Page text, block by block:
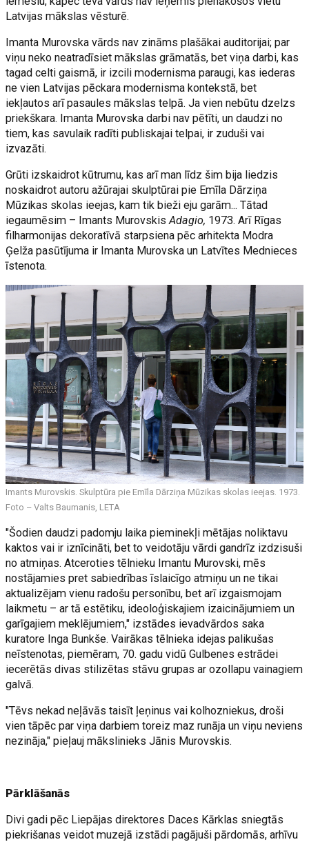
Latvijas mākslas vēsturē.
Imanta Murovska vārds nav zināms plašākai auditorijai; par
viņu neko neatradīsiet mākslas grāmatās, bet viņa darbi, kas
tagad celti gaismā, ir izcili modernisma paraugi, kas iederas
ne vien Latvijas pēckara modernisma kontekstā, bet
iekļautos arī pasaules mākslas telpā. Ja vien nebūtu dzelzs
priekškara. Imanta Murovska darbi nav pētīti, un daudzi no
tiem, kas savulaik radīti publiskajai telpai, ir zuduši vai
izvazāti.
Grūti izskaidrot kūtrumu, kas arī man līdz šim bija liedzis
noskaidrot autoru ažūrajai skulptūrai pie Emīla Dārziņa
Mūzikas skolas ieejas, kam tik bieži eju garām... Tātad
iegaumēsim – Imants MurovskisAdagio, 1973. Arī Rīgas
filharmonijas dekoratīvā starpsiena pēc arhitekta Modra
Ģelža pasūtījuma ir Imanta Murovska un Latvītes Mednieces
īstenota.
Imants Murovskis. Skulptūra pie Emīla Dārziņa Mūzikas skolas ieejas. 1973.
Foto – Valts Baumanis, LETA
"Šodien daudzi padomju laika pieminekļi mētājas noliktavu
kaktos vai ir iznīcināti, bet to veidotāju vārdi gandrīz izdzisuši
no atmiņas. Atceroties tēlnieku Imantu Murovski, mēs
nostājamies pret sabiedrības īslaicīgo atmiņu un ne tikai
aktualizējam vienu radošu personību, bet arī izgaismojam
laikmetu – ar tā estētiku, ideoloģiskajiem izaicinājumiem un
garīgajiem meklējumiem," izstādes ievadvārdos saka
kuratore Inga Bunkše. Vairākas tēlnieka idejas palikušas
neīstenotas, piemēram, 70. gadu vidū Gulbenes estrādei
iecerētās divas stilizētas stāvu grupas ar ozollapu vainagiem
galvā.
"Tēvs nekad neļāvās taisīt ļeņinus vai kolhozniekus, droši
vien tāpēc par viņa darbiem toreiz maz runāja un viņu neviens
nezināja," pieļauj mākslinieks Jānis Murovskis.
Pārklāšanās
Divi gadi pēc Liepājas direktores Daces Kārklas sniegtās
piekrišanas veidot muzejā izstādi pagājuši pārdomās, arhīvu